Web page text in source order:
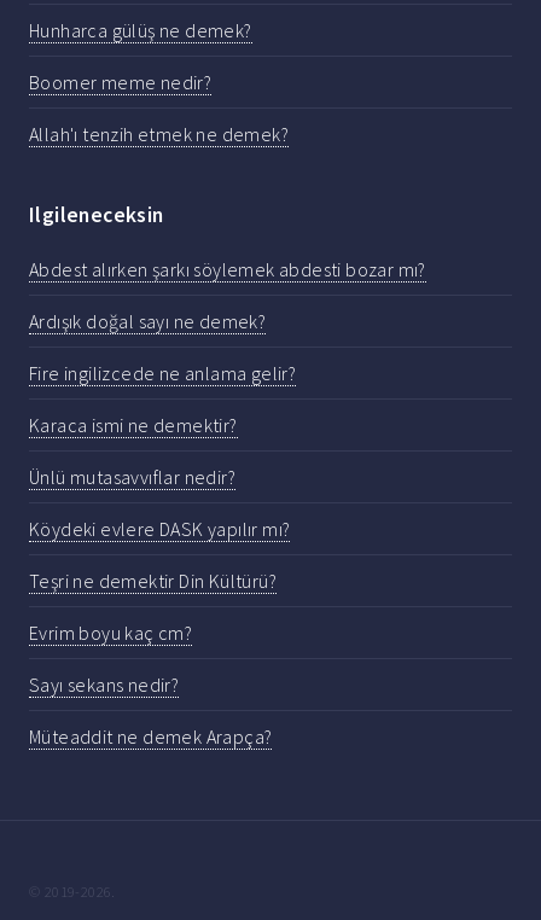
Hunharca gülüş ne demek?
Boomer meme nedir?
Allah'ı tenzih etmek ne demek?
Ilgileneceksin
Abdest alırken şarkı söylemek abdesti bozar mı?
Ardışık doğal sayı ne demek?
Fire ingilizcede ne anlama gelir?
Karaca ismi ne demektir?
Ünlü mutasavvıflar nedir?
Köydeki evlere DASK yapılır mı?
Teşri ne demektir Din Kültürü?
Evrim boyu kaç cm?
Sayı sekans nedir?
Müteaddit ne demek Arapça?
© 2019-2026.